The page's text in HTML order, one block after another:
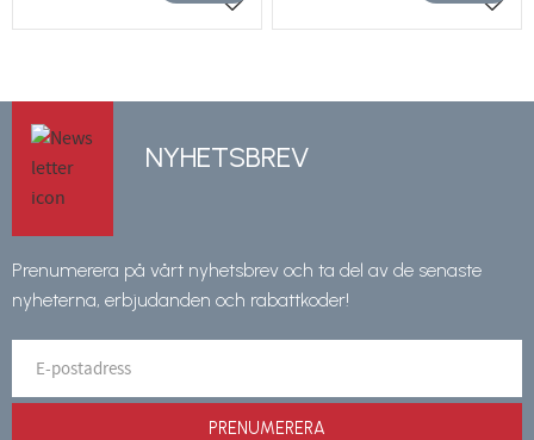
Lägg till i favoriter
NYHETSBREV
Prenumerera på vårt nyhetsbrev och ta del av de senaste
nyheterna, erbjudanden och rabattkoder!
PRENUMERERA